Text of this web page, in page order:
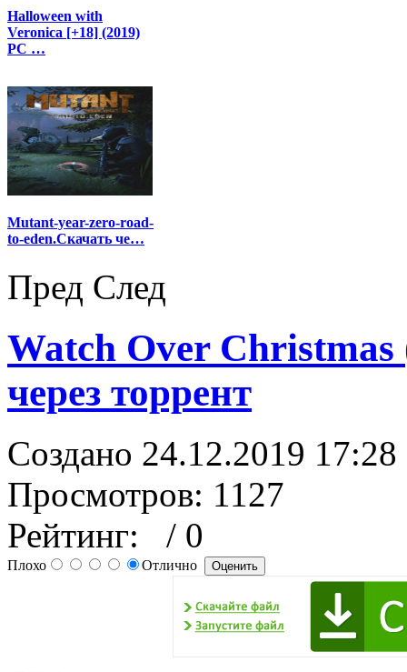
Halloween with
Veronica [+18] (2019)
PC …
Mutant-year-zero-road-
to-eden.Скачать че…
Пред След
Watch Over Christmas
через торрент
Создано 24.12.2019 17:28
Просмотров: 1127
Рейтинг:
/ 0
Плохо Отлично